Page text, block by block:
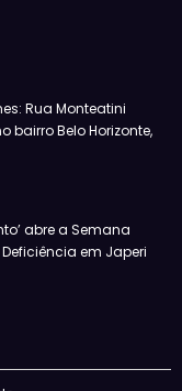
Rua Monteatini
Belo Horizonte,
abre a Semana
em Japeri